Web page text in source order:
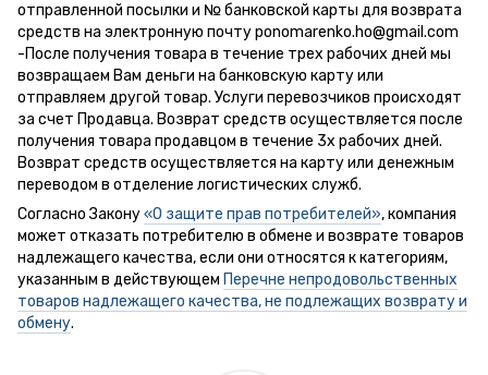
отправленной посылки и № банковской карты для возврата
средств на электронную почту ponomarenko.ho@gmail.com
-После получения товара в течение трех рабочих дней мы
возвращаем Вам деньги на банковскую карту или
отправляем другой товар. Услуги перевозчиков происходят
за счет Продавца. Возврат средств осуществляется после
получения товара продавцом в течение 3х рабочих дней.
Возврат средств осуществляется на карту или денежным
переводом в отделение логистических служб.
Согласно Закону«О защите прав потребителей», компания
может отказать потребителю в обмене и возврате товаров
надлежащего качества, если они относятся к категориям,
указанным в действующем Перечне непродовольственных
товаров надлежащего качества, не подлежащих возврату и
обмену.